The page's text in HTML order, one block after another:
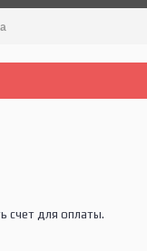
счет для оплаты.